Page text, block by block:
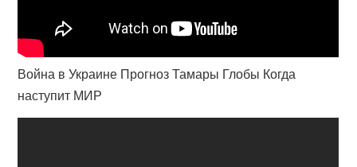
Война в Украине Прогноз Тамары Глобы Когда
наступит МИР